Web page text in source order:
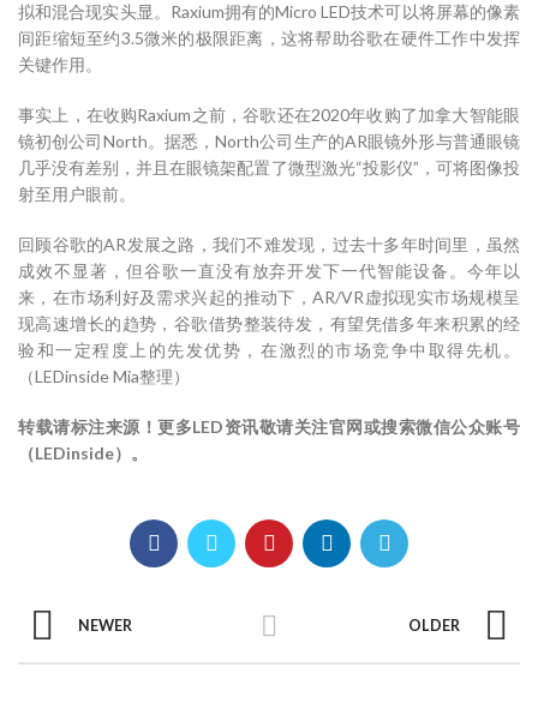
拟和混合现实头显。Raxium拥有的Micro LED技术可以将屏幕的像素
间距缩短至约3.5微米的极限距离，这将帮助谷歌在硬件工作中发挥
关键作用。
事实上，在收购Raxium之前，谷歌还在2020年收购了加拿大智能眼
镜初创公司North。据悉，North公司生产的AR眼镜外形与普通眼镜
几乎没有差别，并且在眼镜架配置了微型激光“投影仪”，可将图像投
射至用户眼前。
回顾谷歌的AR发展之路，我们不难发现，过去十多年时间里，虽然
成效不显著，但谷歌一直没有放弃开发下一代智能设备。今年以
来，在市场利好及需求兴起的推动下，AR/VR虚拟现实市场规模呈
现高速增长的趋势，谷歌借势整装待发，有望凭借多年来积累的经
验和一定程度上的先发优势，在激烈的市场竞争中取得先机。
（LEDinside Mia整理）
转载请标注来源！更多LED资讯敬请关注官网或搜索微信公众账号
（LEDinside）。
NEWER OLDER